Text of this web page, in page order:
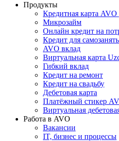
Продукты
Кредитная карта AVO
Микрозайм
Онлайн кредит на
Кредит для
AVO вклад
Виртуальная карта
Гибкий вклад
Кредит на ремонт
Кредит на свадьбу
Дебетовая карта
Платёжный стикер
Виртуальная
Работа в AVO
Вакансии
IT, бизнес и процессы